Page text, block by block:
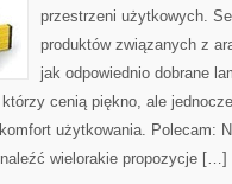
przestrzeni użytkowych.
produktów związanych z
jak odpowiednio dobrane
cenią piękno, ale
użytkowania. Polecam:
wielorakie propozycje […]